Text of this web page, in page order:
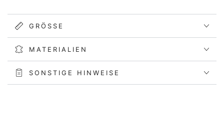
GRÖSSE
MATERIALIEN
SONSTIGE HINWEISE